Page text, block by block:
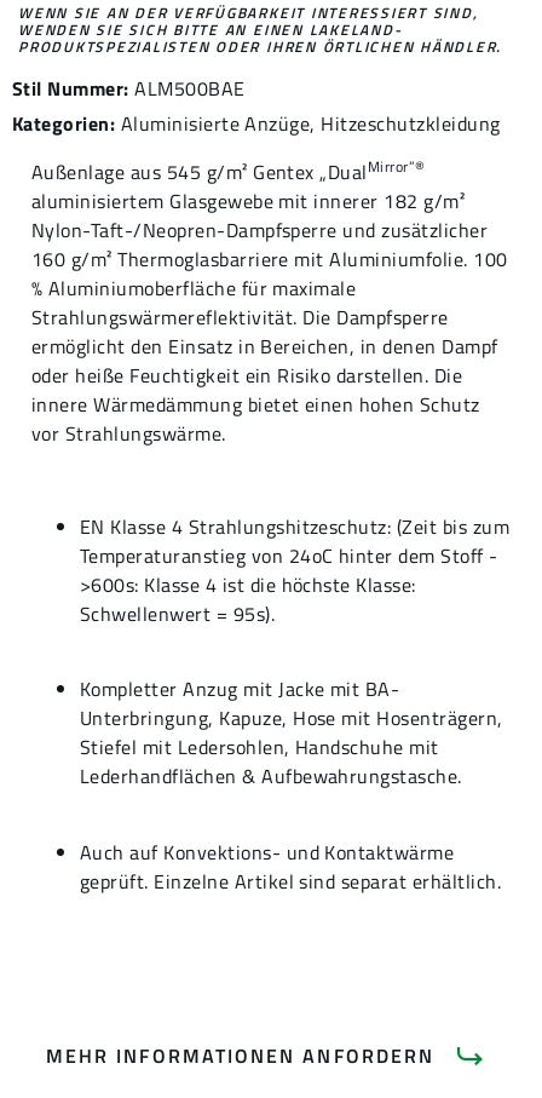
WENN SIE AN DER VERFÜGBARKEIT INTERESSIERT SIND,
WENDEN SIE SICH BITTE AN EINEN LAKELAND-
PRODUKTSPEZIALISTEN ODER IHREN ÖRTLICHEN HÄNDLER.
Stil Nummer: ALM500BAE
Kategorien: Aluminisierte Anzüge, Hitzeschutzkleidung
Außenlage aus 545 g/m² Gentex „DualMirror”®
aluminisiertem Glasgewebe mit innerer 182 g/m²
Nylon-Taft-/Neopren-Dampfsperre und zusätzlicher
160 g/m² Thermoglasbarriere mit Aluminiumfolie. 100
% Aluminiumoberfläche für maximale
Strahlungswärmereflektivität. Die Dampfsperre
ermöglicht den Einsatz in Bereichen, in denen Dampf
oder heiße Feuchtigkeit ein Risiko darstellen. Die
innere Wärmedämmung bietet einen hohen Schutz
vor Strahlungswärme.
EN Klasse 4 Strahlungshitzeschutz: (Zeit bis zum
Temperaturanstieg von 24oC hinter dem Stoff -
>600s: Klasse 4 ist die höchste Klasse:
Schwellenwert = 95s).
Kompletter Anzug mit Jacke mit BA-
Unterbringung, Kapuze, Hose mit Hosenträgern,
Stiefel mit Ledersohlen, Handschuhe mit
Lederhandflächen & Aufbewahrungstasche.
Auch auf Konvektions- und Kontaktwärme
geprüft. Einzelne Artikel sind separat erhältlich.
MEHR INFORMATIONEN ANFORDERN